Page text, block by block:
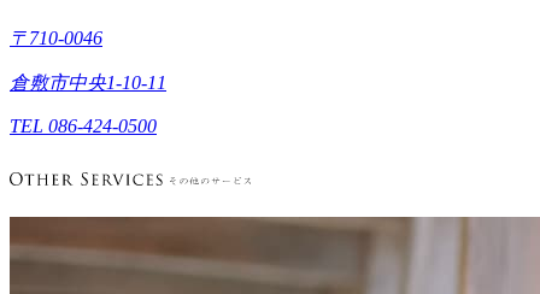
〒710-0046
倉敷市中央1-10-11
TEL 086-424-0500